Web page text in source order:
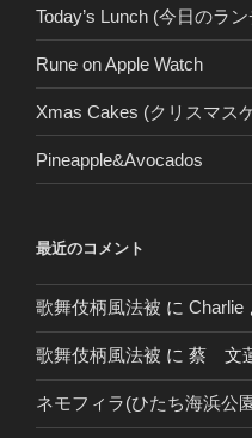
Today’s Lunch (今日のラン
Rune on Apple Watch
Xmas Cakes (クリスマス
Pineapple&Avocados
最近のコメント
歌舞伎柄風法被 に Charlie
歌舞伎柄風法被 に 蔡 文
ネモフィラ(ひたち海浜公